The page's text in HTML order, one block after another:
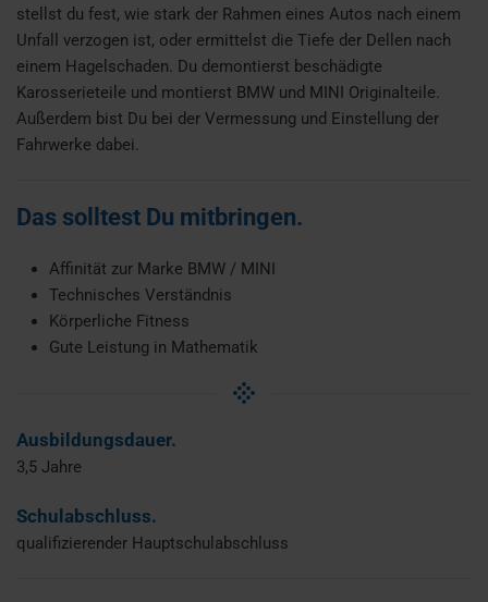
stellst du fest, wie stark der Rahmen eines Autos nach einem
Unfall verzogen ist, oder ermittelst die Tiefe der Dellen nach
einem Hagelschaden. Du demontierst beschädigte
Karosserieteile und montierst BMW und MINI Originalteile.
Außerdem bist Du bei der Vermessung und Einstellung der
Fahrwerke dabei.
Das solltest Du mitbringen.
Affinität zur Marke BMW / MINI
Technisches Verständnis
Körperliche Fitness
Gute Leistung in Mathematik
Ausbildungsdauer.
3,5 Jahre
Schulabschluss.
qualifizierender Hauptschulabschluss